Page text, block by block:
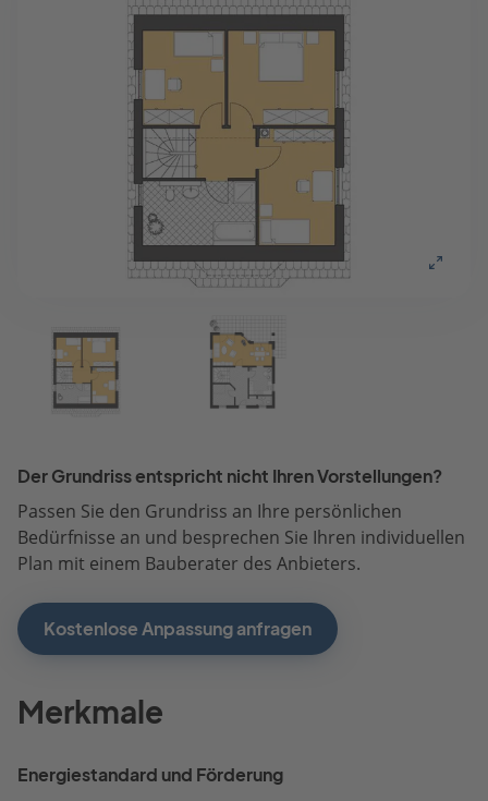
Der Grundriss entspricht nicht Ihren Vorstellungen?
Passen Sie den Grundriss an Ihre persönlichen
Bedürfnisse an und besprechen Sie Ihren individuellen
Plan mit einem Bauberater des Anbieters.
Kostenlose Anpassung anfragen
Merkmale
Energiestandard und Förderung